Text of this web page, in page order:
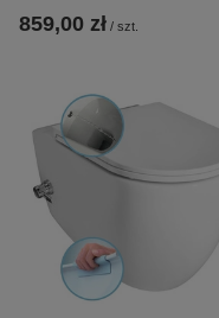
859,00 zł / szt.